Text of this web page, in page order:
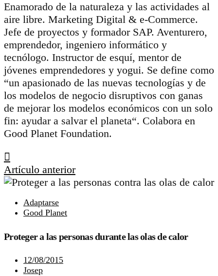
Enamorado de la naturaleza y las actividades al
aire libre. Marketing Digital & e-Commerce.
Jefe de proyectos y formador SAP. Aventurero,
emprendedor, ingeniero informático y
tecnólogo. Instructor de esquí, mentor de
jóvenes emprendedores y yogui. Se define como
“un apasionado de las nuevas tecnologías y de
los modelos de negocio disruptivos con ganas
de mejorar los modelos económicos con un solo
fin: ayudar a salvar el planeta“. Colabora en
Good Planet Foundation.
Artículo anterior
Adaptarse
Good Planet
Proteger a las personas durante las olas de calor
12/08/2015
Josep